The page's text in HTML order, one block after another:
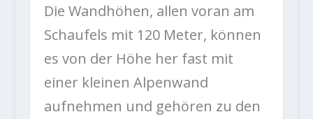
Die Wandhöhen, allen voran am
Schaufels mit 120 Meter, können
es von der Höhe her fast mit
einer kleinen Alpenwand
aufnehmen und gehören zu den